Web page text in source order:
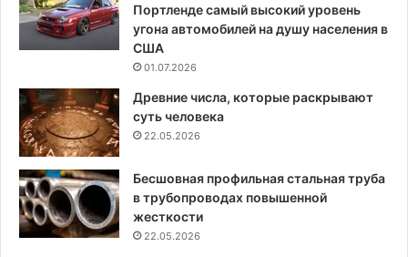
Портленде самый высокий уровень
угона автомобилей на душу населения в
США
01.07.2026
Древние числа, которые раскрывают
суть человека
22.05.2026
Бесшовная профильная стальная труба
в трубопроводах повышенной
жесткости
22.05.2026